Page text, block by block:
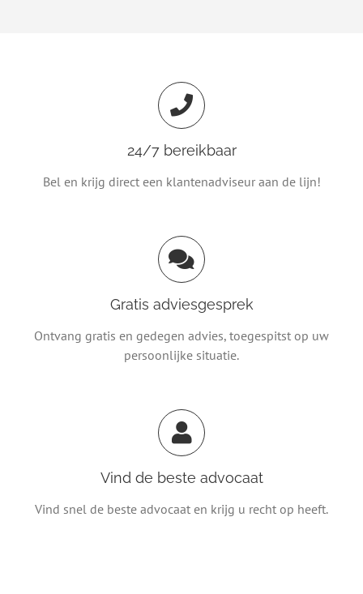
24/7 bereikbaar
Bel en krijg direct een klantenadviseur aan de lijn!
Gratis adviesgesprek
Ontvang gratis en gedegen advies, toegespitst op uw
persoonlijke situatie.
Vind de beste advocaat
Vind snel de beste advocaat en krijg u recht op heeft.